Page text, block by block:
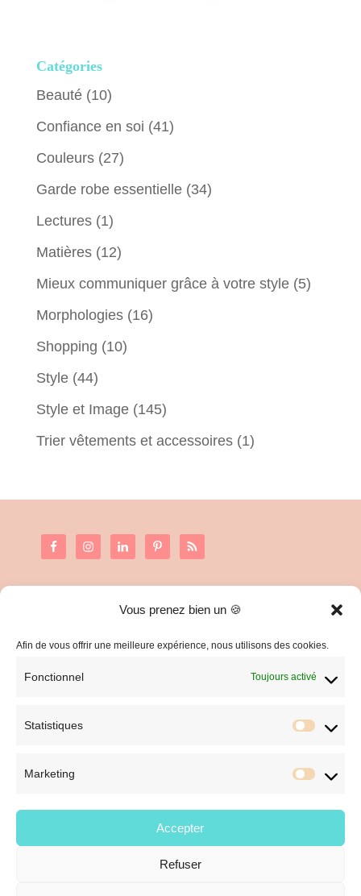
Vous prenez bien un 🍪
Afin de vous offrir une meilleure expérience, nous utilisons des cookies.
Fonctionnel Toujours activé
Statistiques
Marketing
Accepter
Refuser
Catégories
Beauté(10)
Confiance en soi (41)
Couleurs(27)
Garde robe essentielle(34)
Lectures(1)
Matières(12)
Mieux communiquer grâce à votre style(5)
Morphologies(16)
Shopping (10)
Style(44)
Style et Image(145)
Trier vêtements et accessoires(1)
C.G.V. et Mentions Légales
© Style et Image